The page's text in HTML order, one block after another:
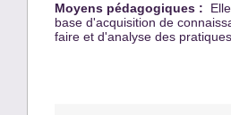
Moyens pédagogiques :
base d'acquisition de
faire et d'analyse des